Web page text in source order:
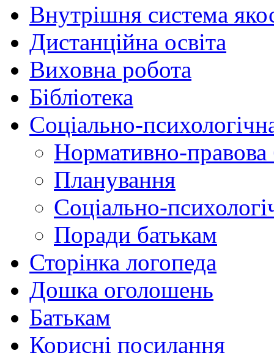
Внутрішня система
Дистанційна освіта
Виховна робота
Бібліотека
Соціально-
Нормативно-правова
Планування
Соціально-
Поради батькам
Сторінка логопеда
Дошка оголошень
Батькам
Корисні посилання